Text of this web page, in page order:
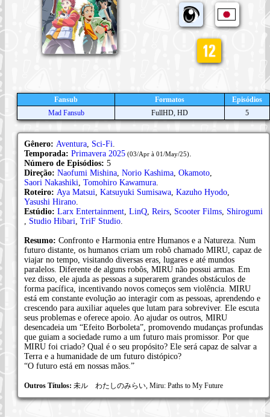
Fansub Formatos
Episódios
Mad Fansub
FullHD, HD 5
Gênero: Aventura Sci-Fi
Temporada: Primavera 2025 (03/Apr à 01/May/25)
Número de Episódios: 5
Direção: Naofumi Mishina Norio Kashima Okamoto
Saori Nakashiki Tomohiro Kawamura
Roteiro: Aya Matsui Katsuyuki Sumisawa Kazuho Hyodo
Yasushi Hirano
Estúdio: Larx Entertainment LinQ Reirs Scooter Films Shirogumi
Studio Hibari TriF Studio
Resumo: Confronto e Harmonia entre Humanos e a Natureza. Num
futuro distante, os humanos criam um robô chamado MIRU, capaz de
viajar no tempo, visitando diversas eras, lugares e até mundos
paralelos. Diferente de alguns robôs, MIRU não possui armas. Em
vez disso, ele ajuda as pessoas a superarem grandes obstáculos de
forma pacífica, incentivando novos começos sem violência. MIRU
está em constante evolução ao interagir com as pessoas, aprendendo e
crescendo para auxiliar aqueles que lutam para sobreviver. Ele escuta
seus problemas e oferece apoio. Ao ajudar os outros, MIRU
desencadeia um “Efeito Borboleta”, promovendo mudanças profundas
que guiam a sociedade rumo a um futuro mais promissor. Por que
MIRU foi criado? Qual é o seu propósito? Ele será capaz de salvar a
Terra e a humanidade de um futuro distópico?
“O futuro está em nossas mãos.”
Outros Títulos: 未ル わたしのみらい, Miru: Paths to My Future